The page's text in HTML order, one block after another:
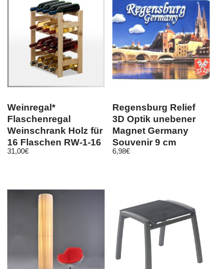
Weinregal*
Flaschenregal
Weinschrank Holz für
16 Flaschen RW-1-16
/ 3 FARBEN
31,00€
Regensburg Relief
3D Optik unebener
Magnet Germany
Souvenir 9 cm
6,98€